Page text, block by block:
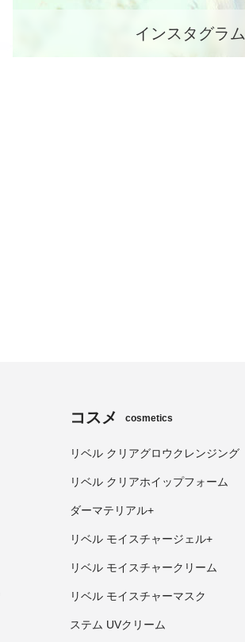
インスタグラム
コスメ cosmetics
リベル クリアグロウクレンジング
リベル クリアホイップフォーム
ダーマテリアル+
リベル モイスチャージェル+
リベル モイスチャークリーム
リベル モイスチャーマスク
ステム UVクリーム